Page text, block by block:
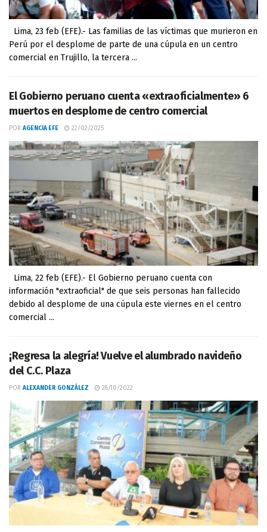
Lima, 23 feb (EFE).- Las familias de las víctimas que murieron en
Perú por el desplome de parte de una cúpula en un centro
comercial en Trujillo, la tercera ...
El Gobierno peruano cuenta «extraoficialmente» 6
muertos en desplome de centro comercial
POR AGENCIA EFE 22/02/2025
Lima, 22 feb (EFE).- El Gobierno peruano cuenta con
información "extraoficial" de que seis personas han fallecido
debido al desplome de una cúpula este viernes en el centro
comercial ...
¡Regresa la alegría! Vuelve el alumbrado navideño
del C.C. Plaza
POR ALEXANDER GONZÁLEZ 28/10/2022